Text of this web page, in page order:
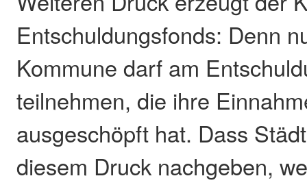
Entschuldungsfonds: Denn
Kommune darf am
teilnehmen, die ihre
ausgeschöpft hat. Dass
diesem Druck nachgeben,